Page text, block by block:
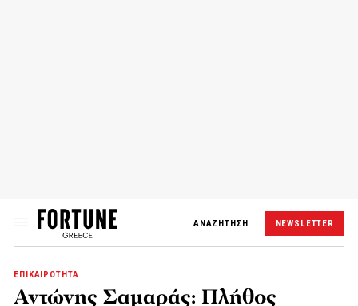
ΑΝΑΖΗΤΗΣΗ NEWSLETTER
ΕΠΙΚΑΙΡΟΤΗΤΑ
Αντώνης Σαμαράς: Πλήθος